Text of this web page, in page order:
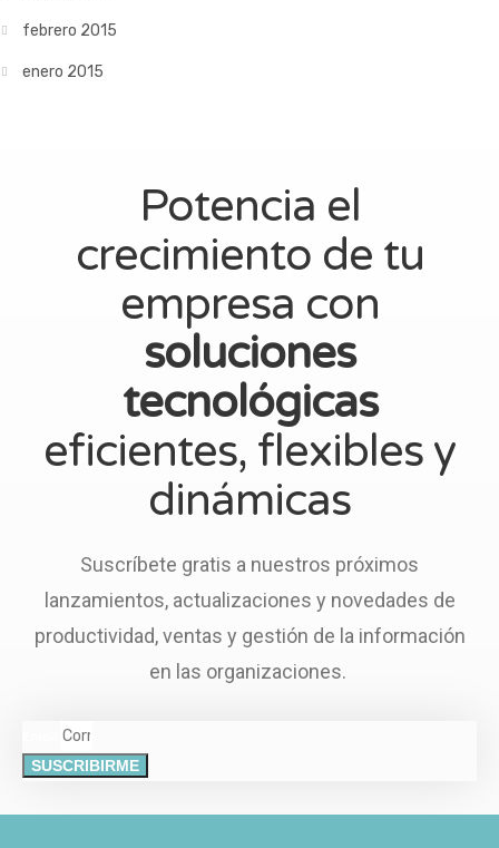
febrero 2015
enero 2015
Potencia el
crecimiento de tu
empresa con
soluciones
tecnológicas
eficientes, flexibles y
dinámicas
Suscríbete gratis a nuestros próximos
lanzamientos, actualizaciones y novedades de
productividad, ventas y gestión de la información
en las organizaciones.
SUSCRIBIRME